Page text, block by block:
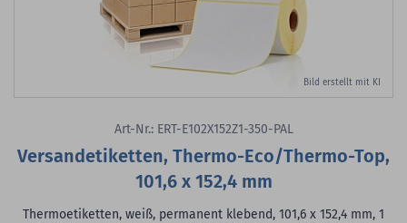
Bild erstellt mit KI
Art-Nr.: ERT-E102X152Z1-350-PAL
Versandetiketten, Thermo-Eco/Thermo-Top,
101,6 x 152,4 mm
Thermoetiketten, weiß, permanent klebend, 101,6 x 152,4 mm, 1